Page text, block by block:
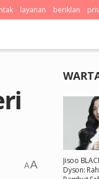
layanan beriklan
AA
Jisoo
Dyson: